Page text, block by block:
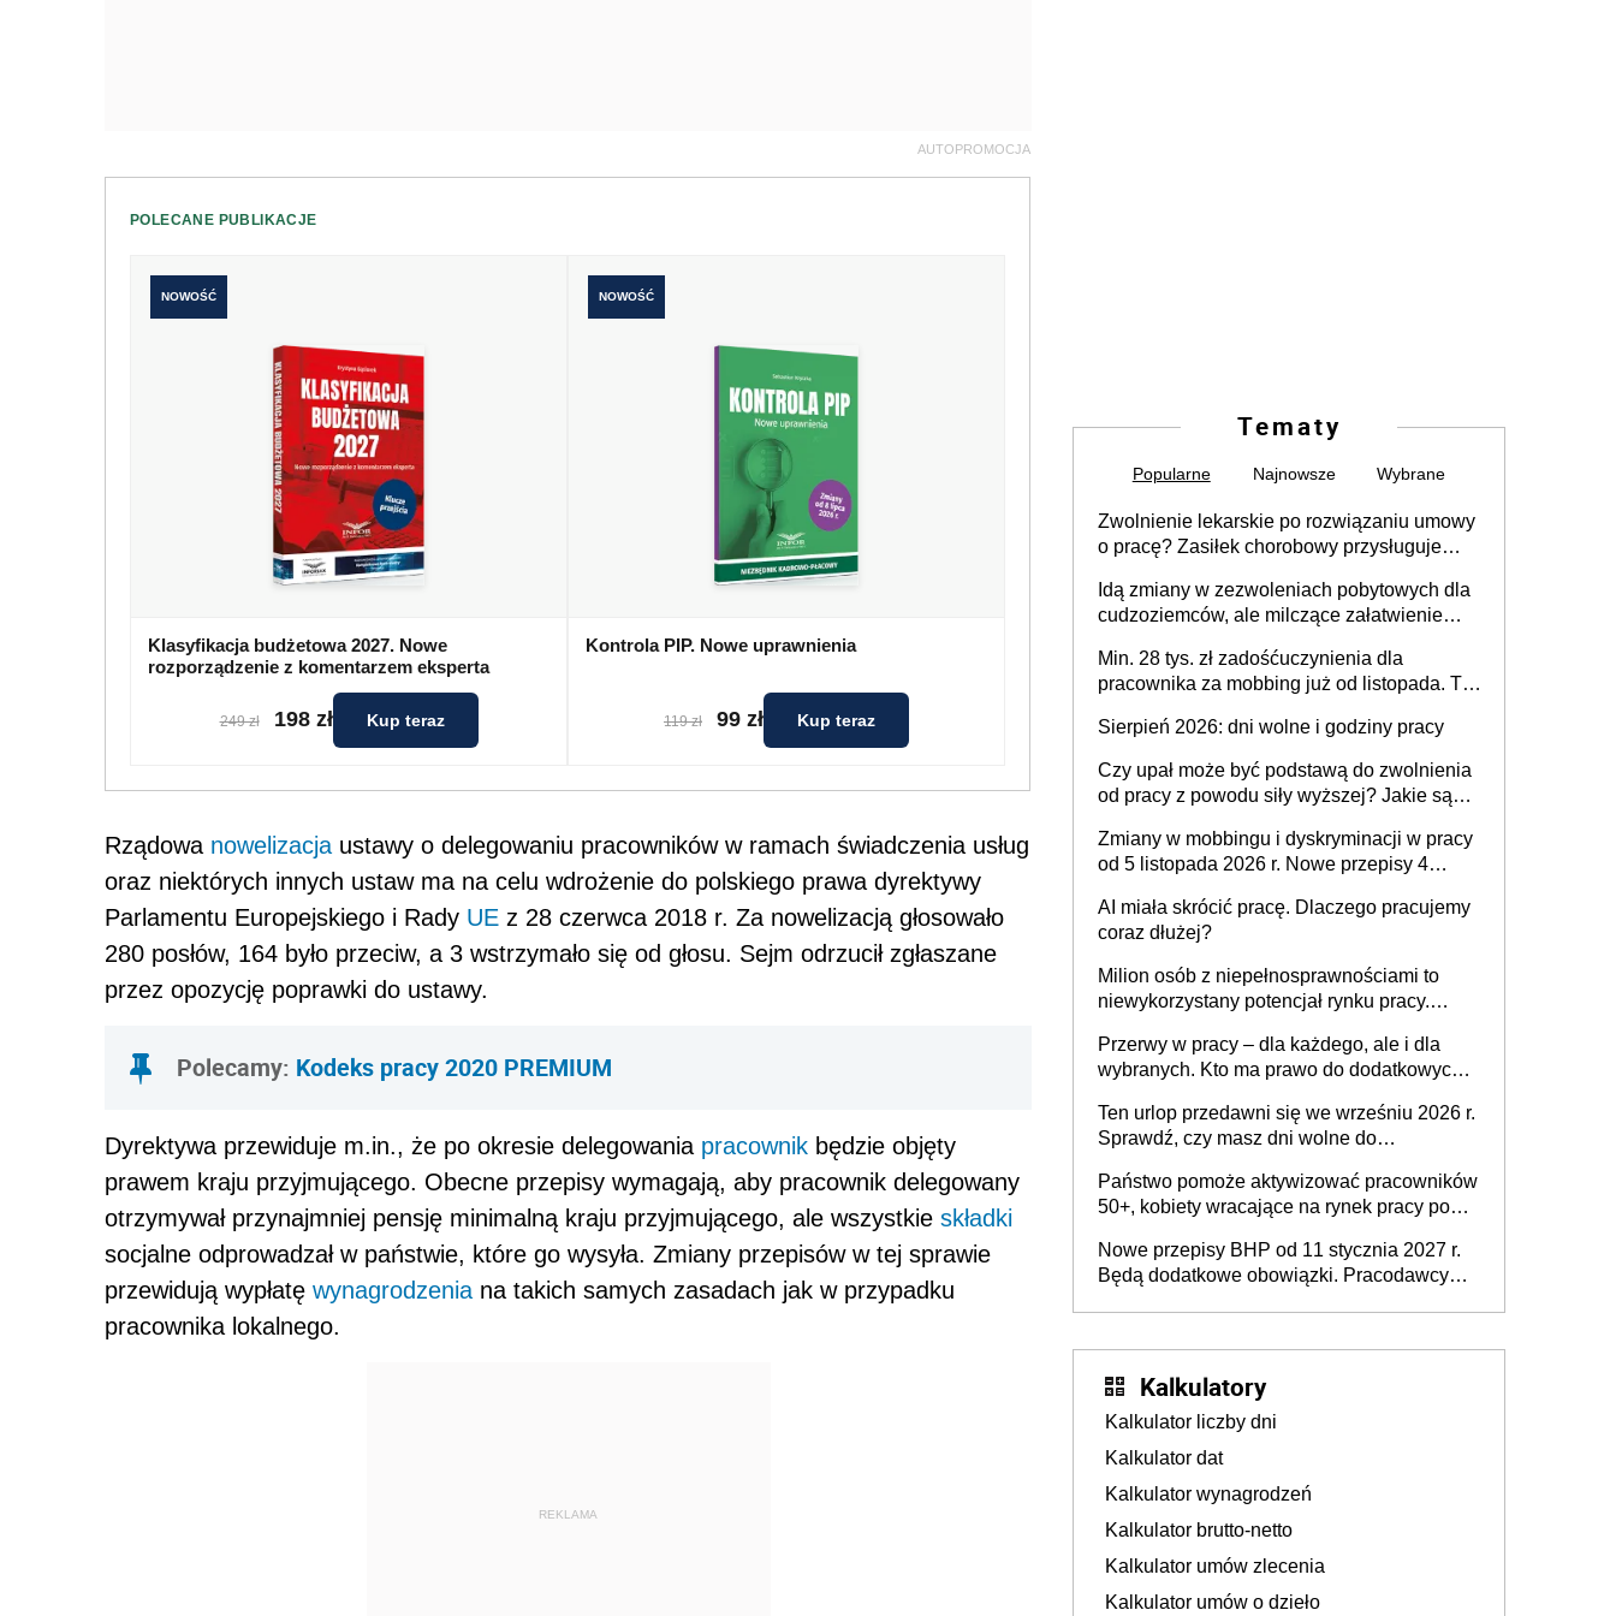
AUTOPROMOCJA
POLECANE PUBLIKACJE
NOWOŚĆ
Klasyfikacja budżetowa 2027. Nowe
rozporządzenie z komentarzem eksperta
249 zł 198 zł Kup teraz
NOWOŚĆ
Kontrola PIP. Nowe uprawnienia
119 zł 99 zł Kup teraz
Rządowa nowelizacja ustawy o delegowaniu pracowników w ramach świadczenia usług
oraz niektórych innych ustaw ma na celu wdrożenie do polskiego prawa dyrektywy
Parlamentu Europejskiego i Rady UE z 28 czerwca 2018 r. Za nowelizacją głosowało
280 posłów, 164 było przeciw, a 3 wstrzymało się od głosu. Sejm odrzucił zgłaszane
przez opozycję poprawki do ustawy.
Polecamy: Kodeks pracy 2020 PREMIUM
Dyrektywa przewiduje m.in., że po okresie delegowania pracownik będzie objęty
prawem kraju przyjmującego. Obecne przepisy wymagają, aby pracownik delegowany
otrzymywał przynajmniej pensję minimalną kraju przyjmującego, ale wszystkie składki
socjalne odprowadzał w państwie, które go wysyła. Zmiany przepisów w tej sprawie
przewidują wypłatę wynagrodzenia na takich samych zasadach jak w przypadku
pracownika lokalnego.
REKLAMA
Tematy
Popularne Najnowsze Wybrane
Zwolnienie lekarskie po rozwiązaniu umowy
o pracę? Zasiłek chorobowy przysługuje
dni od ustania stosunku pracy
Idą zmiany w zezwoleniach pobytowych dla
cudzoziemców, ale milczące załatwienie
Min. 28 tys. zł zadośćuczynienia dla
pracownika za mobbing już od listopada. To
zespołu
Sierpień 2026: dni wolne i godziny pracy
Czy upał może być podstawą do zwolnienia
od pracy z powodu siły wyższej? Jakie są
Zmiany w mobbingu i dyskryminacji w pracy
od 5 listopada 2026 r. Nowe przepisy 4
Ustaw
AI miała skrócić pracę. Dlaczego pracujemy
coraz dłużej?
Milion osób z niepełnosprawnościami to
niewykorzystany potencjał rynku pracy.
dofinansowań czy refundacji, ale bariery po
stronie systemu i świadomości
pracodawców [WYWIAD]
Przerwy w pracy – dla każdego, ale i dla
wybranych. Kto ma prawo do dodatkowych
Ten urlop przedawni się we wrześniu 2026 r.
Sprawdź, czy masz dni wolne do
Państwo pomoże aktywizować pracowników
50+, kobiety wracające na rynek pracy po
osoby neuroatypowe. Powstanie Fundusz
na rzecz Inkluzywności w Zatrudnianiu?
Nowe przepisy BHP od 11 stycznia 2027 r.
Będą dodatkowe obowiązki. Pracodawcy
Kalkulatory
Kalkulator liczby dni
Kalkulator dat
Kalkulator wynagrodzeń
Kalkulator brutto-netto
Kalkulator umów zlecenia
Kalkulator umów o dzieło